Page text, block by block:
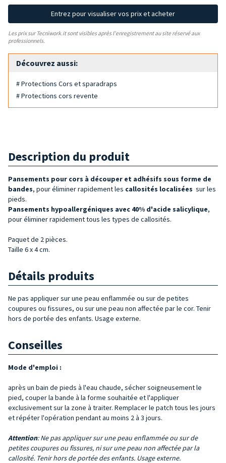
Entrez pour visualiser vos prix et acheter
Les prix sur Tecniwork.it sont visibles après l'enregistrement au site réservé aux
professionnels.
Découvrez aussi:
# Protections Cors et sparadraps
# Protections cors revente
Description du produit
Pansements pour cors à découper et adhésifs sous forme de
bandes, pour éliminer rapidement les callosités localisées sur les
pieds.
Pansements hypoallergéniques avec 40% d'acide salicylique,
pour éliminer rapidement tous les types de callosités.
Paquet de 2 pièces.
Taille 6 x 4 cm.
Détails produits
Ne pas appliquer sur une peau enflammée ou sur de petites
coupures ou fissures, ou sur une peau non affectée par le cor. Tenir
hors de portée des enfants. Usage externe.
Conseilles
Mode d'emploi :
après un bain de pieds à l'eau chaude, sécher soigneusement le
pied, couper la bande à la forme souhaitée et l'appliquer
exclusivement sur la zone à traiter. Remplacer le patch tous les jours
et répéter l'opération pendant au moins 2 à 3 jours.
Attention: Ne pas appliquer sur une peau enflammée ou sur de
petites coupures ou fissures, ni sur une peau non affectée par la
callosité. Tenir hors de portée des enfants. Usage externe.